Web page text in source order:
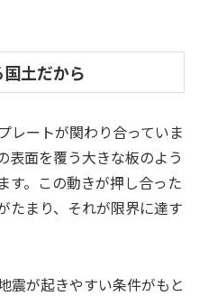
土だから
レートが関わり合っていま
表面を覆う大きな板のよう
す。この動きが押し合った
たまり、それが限界に達す
震が起きやすい条件がもと